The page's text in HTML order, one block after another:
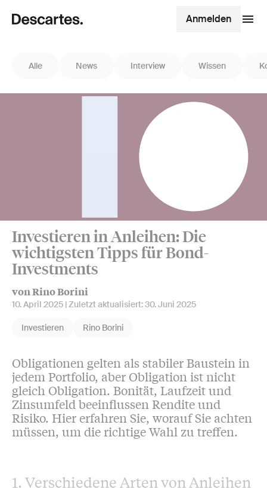
Anmelden
Alle News Interview Wissen
Investieren in Anleihen: Die
wichtigsten Tipps für Bond-
Investments
von Rino Borini
10. April 2025 | Zuletzt aktualisiert:30. Juni 2025
Investieren Rino Borini
Obligationen gelten als stabiler Baustein in
jedem Portfolio, aber Obligation ist nicht
gleich Obligation. Bonität, Laufzeit und
Zinsumfeld beeinflussen Rendite und
Risiko. Hier erfahren Sie, worauf Sie achten
müssen, um die richtige Wahl zu treffen.
1. Verschiedene Arten von Anleihen